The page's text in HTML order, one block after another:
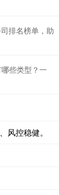
排名榜单，助
些类型？一
风控稳健。